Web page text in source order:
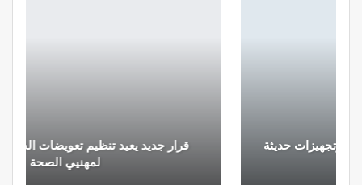
قرار جديد يعيد تنظيم تعويضات الحراسة والمداومة